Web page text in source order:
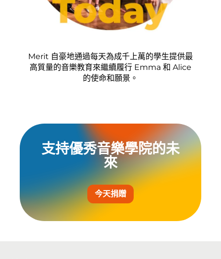
Merit 自豪地通過每天為成千上萬的學生提供最
高質量的音樂教育來繼續履行 Emma 和 Alice
的使命和願景。
支持優秀音樂學院的未
來
今天捐贈